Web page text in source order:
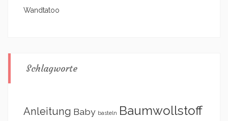
Wandtatoo
Schlagworte
Anleitung Baby basteln Baumwollstoff